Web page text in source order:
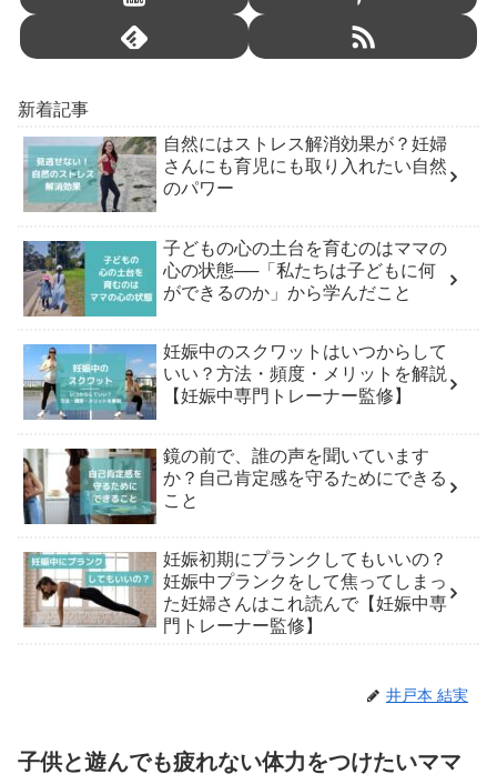
新着記事
自然にはストレス解消効果が？妊婦
さんにも育児にも取り入れたい自然
のパワー
子どもの心の土台を育むのはママの
心の状態──「私たちは子どもに何
ができるのか」から学んだこと
妊娠中のスクワットはいつからして
いい？方法・頻度・メリットを解説
【妊娠中専門トレーナー監修】
鏡の前で、誰の声を聞いています
か？自己肯定感を守るためにできる
こと
妊娠初期にプランクしてもいいの？
妊娠中プランクをして焦ってしまっ
た妊婦さんはこれ読んで【妊娠中専
門トレーナー監修】
井戸本 結実
子供と遊んでも疲れない体力をつけたいママ